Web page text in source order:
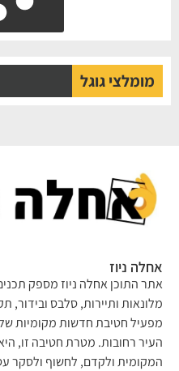
מומלצי גוגל
ניוז
התוכן אחלה ניוז מספק תכנים
ותיירות, סלבס ובידור,
חטיבת חדשות מקומיות של
רחובות. מטרת חטיבה זו, היא
ולקדם, לחשוף ולסקר עסקים